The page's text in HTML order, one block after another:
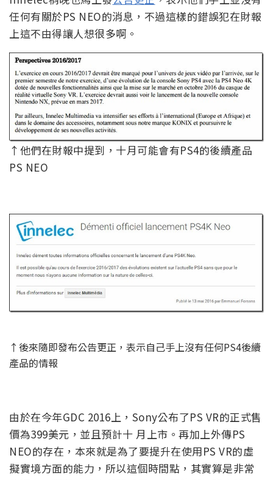
任何有關於PS NEO的消息，不過這樣的錯誤犯在財報
上這不由得讓人想很多啊。
↑他們在財報中提到，十月可能會有PS4的後續產品
PS NEO
↑後來隨即發布公告更正，表示自己手上沒有任何PS4後續
產品的情報
由於在今年GDC 2016上，Sony公布了PS VR的正式售
價為399美元，並且預計十 月上市。再加上外傳PS
NEO的存在，本來就是為了要提升在使用PS VR的虛
擬實境方面的能力，所以這個時間點，其實算是非常